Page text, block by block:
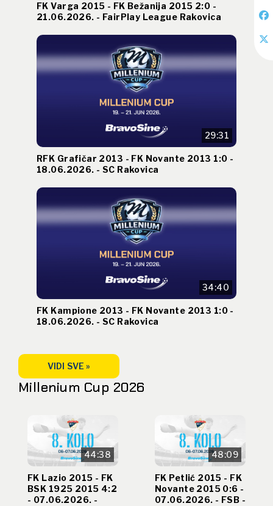
FK Varga 2015 - FK Bežanija 2015 2:0 -
21.06.2026. - FairPlay League Rakovica
29:31
RFK Grafičar 2013 - FK Novante 2013 1:0 -
18.06.2026. - SC Rakovica
34:40
FK Kampione 2013 - FK Novante 2013 1:0 -
18.06.2026. - SC Rakovica
VIDI SVE »
Millenium Cup 2026
44:38
FK Lazio 2015 - FK
BSK 1925 2015 4:2
- 07.06.2026. -
48:09
FK Petlić 2015 - FK
Novante 2015 0:6 -
07.06.2026. - FSB -